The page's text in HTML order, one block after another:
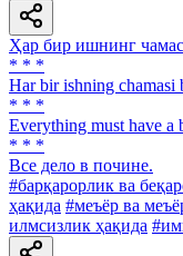
Ҳар бир ишнинг
* * *
Har bir ishning chamasi
* * *
Everything must have a
* * *
Все дело в почине.
#барқарорлик ва
ҳақида #меъёр ва
илмсизлик ҳақида